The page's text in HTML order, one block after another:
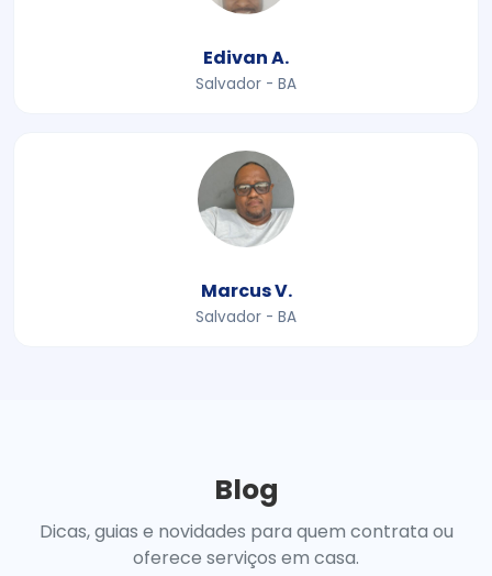
Edivan A.
Salvador - BA
Marcus V.
Salvador - BA
Blog
Dicas, guias e novidades para quem contrata ou
oferece serviços em casa.